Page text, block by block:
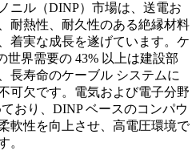
ニル（DINP）市場は、送電お
耐熱性、耐久性のある絶縁材料
着実な成長を遂げています。ケ
世界需要の 43% 以上は建設部
長寿命のケーブル システムに
可欠です。電気および電子分野
おり、DINP ベースのコンパウ
軟性を向上させ、高電圧環境で
。